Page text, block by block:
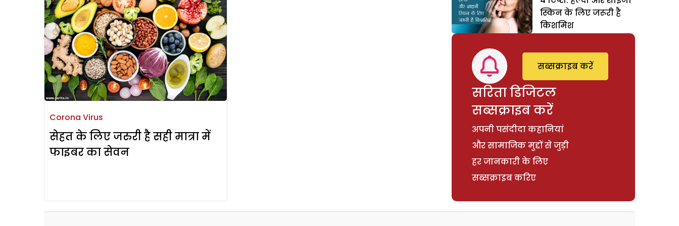
Corona Virus
सेहत के लिए जरुरी है सही मात्रा में
फाइबर का सेवन
स्किन के लिए जरूरी है
किशमिश
सरिता डिजिटल
सब्सक्राइब करें
अपनी पसंदीदा कहानियां
और सामाजिक मुद्दों से जुड़ी
हर जानकारी के लिए
सब्सक्राइब करिए
सब्सक्राइब करें